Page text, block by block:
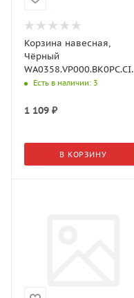
Корзина навесная,
Чёрный
WA0358.VP000.BK0PC.CI
Aristo
Есть в наличии: 3
1 109 ₽
В КОРЗИНУ